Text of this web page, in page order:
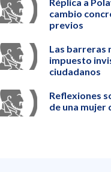
Réplica a
cambio
previos
Las barreras
impuesto
ciudadanos
Reflexiones
de una mujer